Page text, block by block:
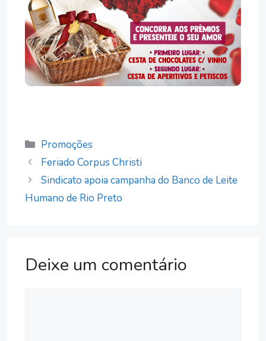
Categorias
Promoções
Feriado Corpus Christi
Sindicato apoia campanha do Banco de Leite
Humano de Rio Preto
Deixe um comentário